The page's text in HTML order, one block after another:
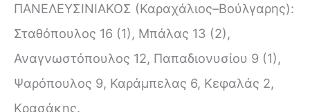
ΠΑΝΕΛΕΥΣΙΝΙΑΚΟΣ (Καραχάλιος–Βούλγαρης):
Σταθόπουλος 16 (1), Μπάλας 13 (2),
Αναγνωστόπουλος 12, Παπαδιονυσίου 9 (1),
Ψαρόπουλος 9, Καράμπελας 6, Κεφαλάς 2,
Κρασάκης.